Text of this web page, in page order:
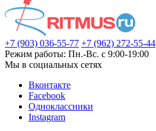
+7 (903) 036-55-77 +7 (962) 272-55-44
Режим работы: Пн.-Вс. с 9:00-19:00
Мы в социальных сетях
Вконтакте
Facebook
Одноклассники
Instagram